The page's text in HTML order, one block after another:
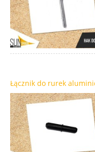
Łącznik do rurek